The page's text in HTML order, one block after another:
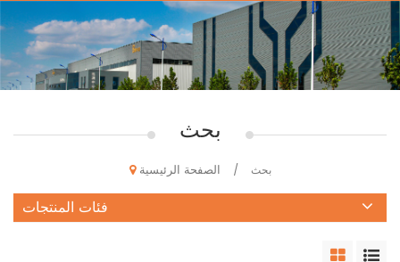
بحث
الصفحة الرئيسية / بحث
فئات المنتجات